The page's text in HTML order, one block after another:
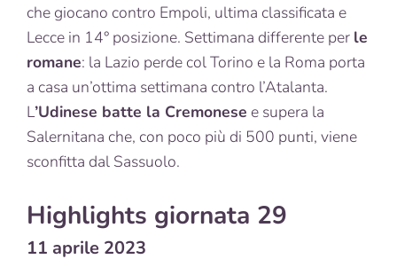
che giocano contro Empoli, ultima classificata e
Lecce in 14° posizione. Settimana differente per le
romane: la Lazio perde col Torino e la Roma porta
a casa un’ottima settimana contro l’Atalanta.
L’Udinese batte la Cremonese e supera la
Salernitana che, con poco più di 500 punti, viene
sconfitta dal Sassuolo.
Highlights giornata 29
11 aprile 2023